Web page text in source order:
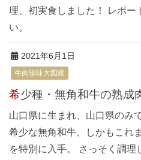
理、初実食しました！ レポー
い。
2021年6月1日
牛肉珍味大図鑑
希少種・無角和牛の熟
山口県に生まれ、山口県のみ
希少な無角和牛、しかもこれ
を特別に入手。 さっそく調理